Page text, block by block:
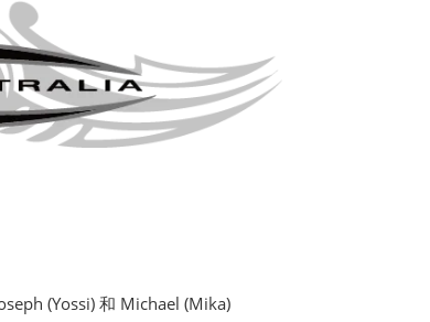
(Yossi) 和 Michael (Mika)